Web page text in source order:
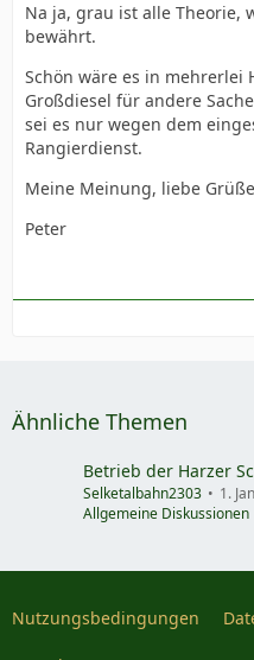
Na ja, grau ist alle Theorie,
bewährt.
Schön wäre es in mehrerlei
Großdiesel für andere
sei es nur wegen dem
Rangierdienst.
Meine Meinung, liebe
Peter
Ähnliche Themen
Betrieb der Harzer
Selketalbahn2303
1.
Allgemeine Diskussionen
Nutzungsbedingungen